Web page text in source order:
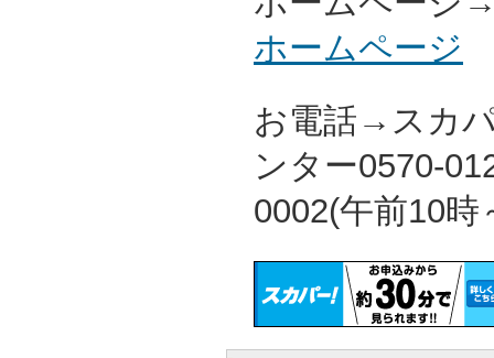
ホームページ
お電話→スカ
ンター0570-
0002(午前10時